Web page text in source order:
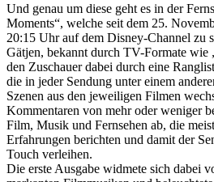
Und genau um diese geht es in der
Moments“, welche seit dem 25.
20:15 Uhr auf dem Disney-Channel zu
Gätjen, bekannt durch TV-Formate wie
den Zuschauer dabei durch eine
die in jeder Sendung unter einem
Szenen aus den jeweiligen Filmen
Kommentaren von mehr oder weniger
Film, Musik und Fernsehen ab, die
Erfahrungen berichten und damit der
Touch verleihen.
Die erste Ausgabe widmete sich dabei